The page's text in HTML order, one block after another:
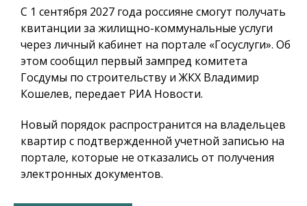
С 1 сентября 2027 года россияне смогут получать
квитанции за жилищно-коммунальные услуги
через личный кабинет на портале «Госуслуги». Об
этом сообщил первый зампред комитета
Госдумы по строительству и ЖКХ Владимир
Кошелев, передает РИА Новости.
Новый порядок распространится на владельцев
квартир с подтвержденной учетной записью на
портале, которые не отказались от получения
электронных документов.